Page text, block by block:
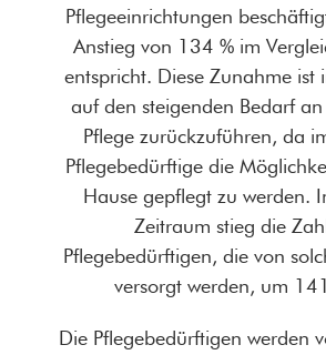
Pflegeeinrichtungen
Anstieg von 134 % im
entspricht. Diese Zunahme ist
auf den steigenden Bedarf
Pflege zurückzuführen, da
Pflegebedürftige die
Hause gepflegt zu werden.
Zeitraum stieg die
Pflegebedürftigen, die von
versorgt werden, um
Die Pflegebedürftigen werden